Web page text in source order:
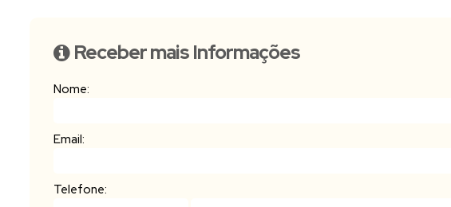
Receber mais Informações
Nome:
Email:
Telefone: